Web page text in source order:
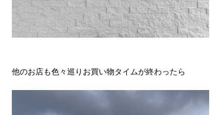
他のお店も色々巡りお買い物タイムが終わったら